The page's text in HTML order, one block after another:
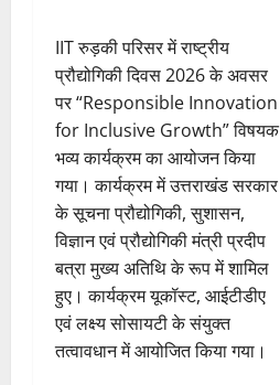
IIT रुड़की परिसर में राष्ट्रीय
प्रौद्योगिकी दिवस 2026 के अवसर
पर “Responsible Innovation
for Inclusive Growth” विषयक
भव्य कार्यक्रम का आयोजन किया
गया। कार्यक्रम में उत्तराखंड सरकार
के सूचना प्रौद्योगिकी, सुशासन,
विज्ञान एवं प्रौद्योगिकी मंत्री प्रदीप
बत्रा मुख्य अतिथि के रूप में शामिल
हुए। कार्यक्रम यूकॉस्ट, आईटीडीए
एवं लक्ष्य सोसायटी के संयुक्त
तत्वावधान में आयोजित किया गया।